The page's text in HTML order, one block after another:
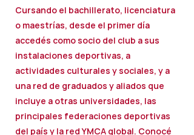
Cursando el bachillerato, licenciatura
o maestrías, desde el primer día
accedés como socio del club a sus
instalaciones deportivas, a
actividades culturales y sociales, y a
una red de graduados y aliados que
incluye a otras universidades, las
principales federaciones deportivas
del país y la red YMCA global. Conocé